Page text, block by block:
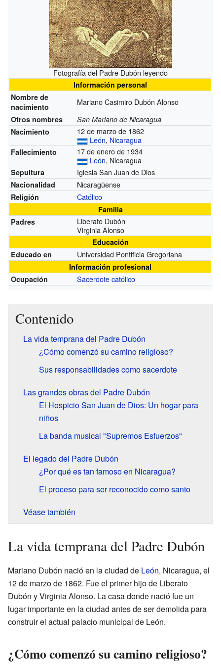
Fotografía del Padre Dubón leyendo
Información personal
Nombre de
nacimiento
Mariano Casimiro Dubón Alonso
Otros nombres
San Mariano de Nicaragua
Nacimiento
12 de marzo de 1862
León, Nicaragua
Fallecimiento
17 de enero de 1934
León, Nicaragua
Sepultura Iglesia San Juan de Dios
Nacionalidad Nicaragüense
Religión Católico
Familia
Padres
Liberato Dubón
Virginia Alonso
Educación
Educado en
Universidad Pontificia Gregoriana
Información profesional
Ocupación
Sacerdote católico
Contenido
La vida temprana del Padre Dubón
¿Cómo comenzó su camino religioso?
Sus responsabilidades como sacerdote
Las grandes obras del Padre Dubón
El Hospicio San Juan de Dios: Un hogar para
niños
La banda musical "Supremos Esfuerzos"
El legado del Padre Dubón
¿Por qué es tan famoso en Nicaragua?
El proceso para ser reconocido como santo
Véase también
La vida temprana del Padre Dubón
Mariano Dubón nació en la ciudad de León, Nicaragua, el
12 de marzo de 1862. Fue el primer hijo de Liberato
Dubón y Virginia Alonso. La casa donde nació fue un
lugar importante en la ciudad antes de ser demolida para
construir el actual palacio municipal de León.
¿Cómo comenzó su camino religioso?